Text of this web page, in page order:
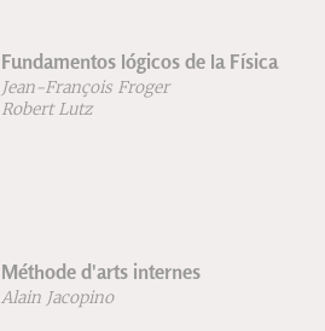
Fundamentos lógicos de la Física
Jean-François Froger
Robert Lutz
Méthode d'arts internes
Alain Jacopino